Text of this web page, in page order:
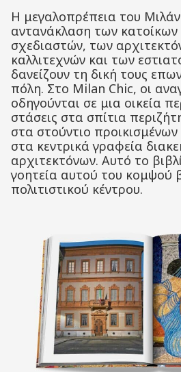
Η μεγαλοπρέπεια του
αντανάκλαση των
σχεδιαστών, των
καλλιτεχνών και των
δανείζουν τη δική τους
πόλη. Στο Milan Chic, οι
οδηγούνται σε μια οικεία
στάσεις στα σπίτια
στα στούντιο προικισμένων
στα κεντρικά γραφεία
αρχιτεκτόνων. Αυτό το
γοητεία αυτού του κομψού
πολιτιστικού κέντρου.